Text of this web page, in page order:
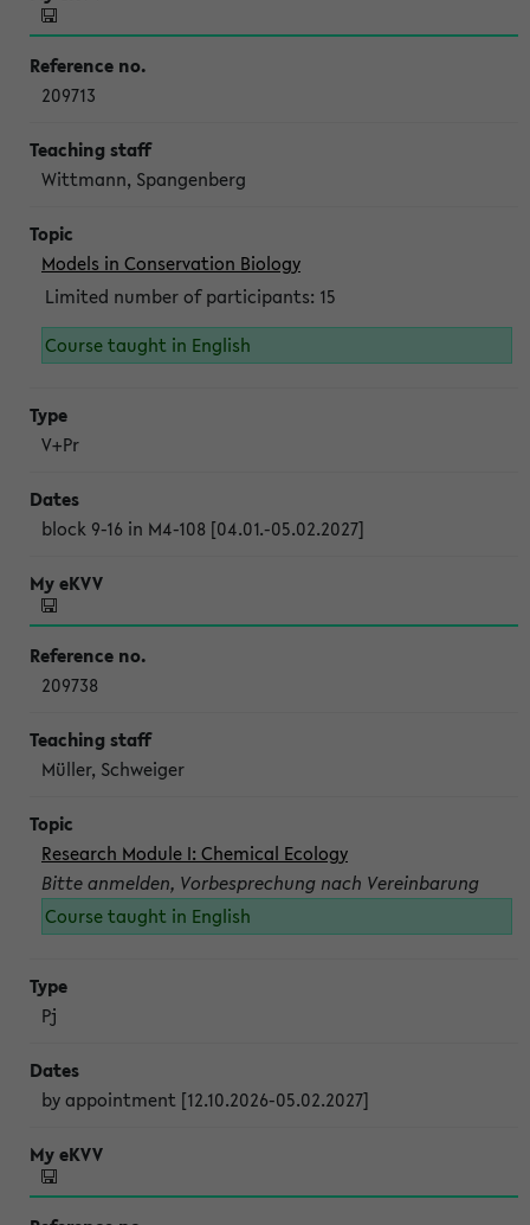
209713
Wittmann, Spangenberg
Models in Conservation Biology
Limited number of participants: 15
Course taught in English
V+Pr
block 9-16 in M4-108 [04.01.-05.02.2027]
209738
Müller, Schweiger
Research Module I: Chemical Ecology
Bitte anmelden, Vorbesprechung nach Vereinbarung
Course taught in English
Pj
by appointment [12.10.2026-05.02.2027]